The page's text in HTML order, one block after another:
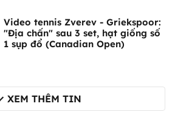
Video tennis Zverev - Griekspoor:
"Địa chấn" sau 3 set, hạt giống số
1 sụp đổ (Canadian Open)
XEM THÊM TIN